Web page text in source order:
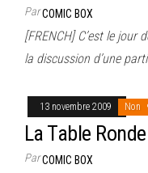
ParCOMIC BOX
[FRENCH] C’est le jour
la discussion d’une
13 novembre 2009 Non
La Table
ParCOMIC BOX